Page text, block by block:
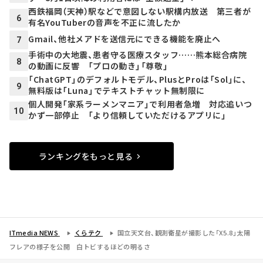
6
西鉄福岡（天神）駅などで意図しない駅構内放送 第三者が
有名YouTuberの音声を不正に流したか
7 Gmail、他社メアドを送信元にできる機能を廃止へ
8
手術中の大地震、患者守る医療スタッフ……熊本総合病院
の動画に反響 「プロの動き」「尊敬」
9
「ChatGPT」のデフォルトモデル、PlusとProは「Sol」に、
無料版は「Luna」でテキストチャット無制限に
10
個人開発「家系ラーメンマニア」で利用者急増 対応追いつ
かず一部停止 「より信頼していただけるアプリに」
ランキングをもっと見る
ITmedia NEWS くらテク
国立天文台、観測衛星が撮影した「X5.8」太陽
フレアの様子を公開 白トビするほどの明るさ